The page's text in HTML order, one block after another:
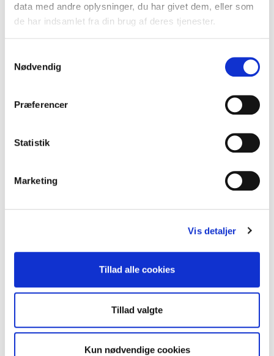
data med andre oplysninger, du har givet dem, eller som
de har indsamlet fra din brug af deres tjenester.
Nødvendig
Præferencer
Statistik
Marketing
Vis detaljer
Tillad alle cookies
Tillad valgte
Kun nødvendige cookies
fortsætter i Danske
Læs mere
Ny regering holder fast i nulmomsen
Opfordring til en kommende
regering: Investér i læremidler
21.05.26